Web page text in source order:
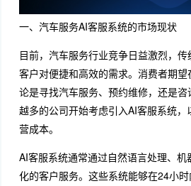
一、汽车服务AI客服系统的市场现状
目前，汽车服务行业竞争日益激烈，
客户对便捷和高效的需求。消费者期
论是寻找汽车服务、预约维修，还是
越多的公司开始考虑引入AI客服系统
营成本。
AI客服系统通常通过自然语言处理、
化的客户服务。这些系统能够在24小时